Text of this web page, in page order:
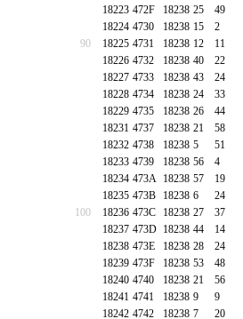
18223 472F 18238 25 49
18224 4730 18238 15 2
90
18225 4731 18238 12 11
18226 4732 18238 40 22
18227 4733 18238 43 24
18228 4734 18238 24 33
18229 4735 18238 26 44
18231 4737 18238 21 58
18232 4738 18238 5 51
18233 4739 18238 56 4
18234 473A 18238 57 19
18235 473B 18238 6 24
100
18236 473C 18238 27 37
18237 473D 18238 44 14
18238 473E 18238 28 24
18239 473F 18238 53 48
18240 4740 18238 21 56
18241 4741 18238 9 9
18242 4742 18238 7 20